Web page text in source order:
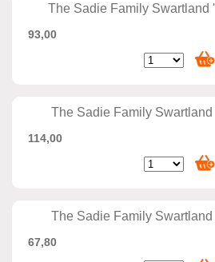
The Sadie Family Swartland
93,00
The Sadie Family
114,00
The Sadie Family
67,80